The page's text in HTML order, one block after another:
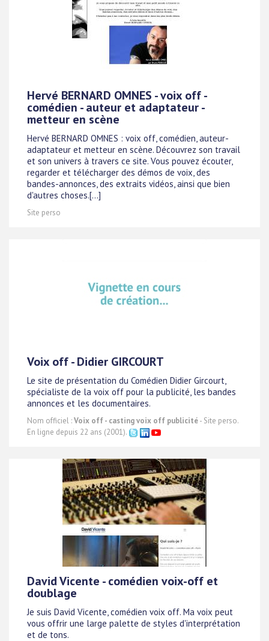
Hervé BERNARD OMNES - voix off -
comédien - auteur et adaptateur -
metteur en scène
Hervé BERNARD OMNES : voix off, comédien, auteur-
adaptateur et metteur en scène. Découvrez son travail
et son univers à travers ce site. Vous pouvez écouter,
regarder et télécharger des démos de voix, des
bandes-annonces, des extraits vidéos, ainsi que bien
d'autres choses.[...]
Site perso
Voix off - Didier GIRCOURT
Le site de présentation du Comédien Didier Gircourt,
spécialiste de la voix off pour la publicité, les bandes
annonces et les documentaires.
Nom officiel :Voix off - casting voix off publicité- Site perso.
En ligne depuis 22 ans (2001).
David Vicente - comédien voix-off et
doublage
Je suis David Vicente, comédien voix off. Ma voix peut
vous offrir une large palette de styles d'interprétation
et de tons.